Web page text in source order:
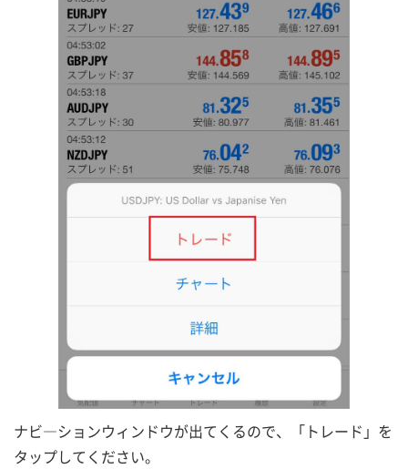
ナビ―ションウィンドウが出てくるので、「トレード」を
タップしてください。